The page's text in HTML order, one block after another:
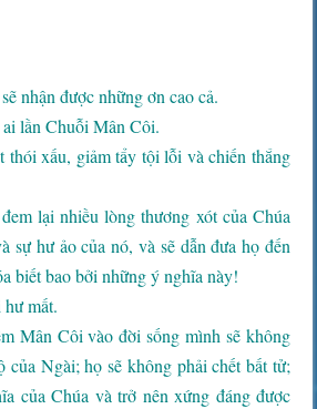
nhận được những ơn cao cả.
lần Chuỗi Mân Côi.
xấu, giảm tẩy tội lỗi và chiến thắng
lại nhiều lòng thương xót của Chúa
sự hư ảo của nó, và sẽ dẫn đưa họ đến
biết bao bởi những ý nghĩa này!
mất.
Mân Côi vào đời sống mình sẽ không
Ngài; họ sẽ không phải chết bất tử;
của Chúa và trở nên xứng đáng được